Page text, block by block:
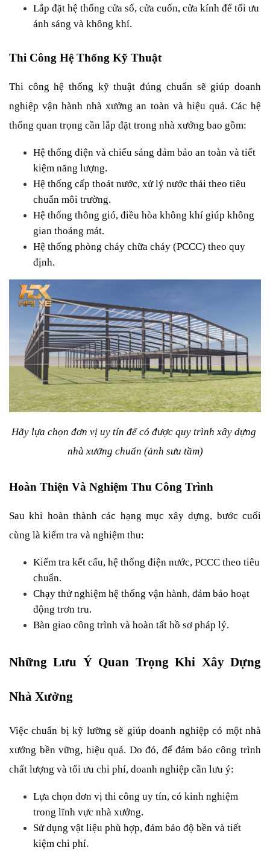
Lắp đặt hệ thống cửa sổ, cửa cuốn, cửa kính để tối ưu
ánh sáng và không khí.
Thi Công Hệ Thống Kỹ Thuật
Thi công hệ thống kỹ thuật đúng chuẩn sẽ giúp doanh
nghiệp vận hành nhà xưởng an toàn và hiệu quả. Các hệ
thống quan trọng cần lắp đặt trong nhà xưởng bao gồm:
Hệ thống điện và chiếu sáng đảm bảo an toàn và tiết
kiệm năng lượng.
Hệ thống cấp thoát nước, xử lý nước thải theo tiêu
chuẩn môi trường.
Hệ thống thông gió, điều hòa không khí giúp không
gian thoáng mát.
Hệ thống phòng cháy chữa cháy (PCCC) theo quy
định.
Hãy lựa chọn đơn vị uy tín để có được quy trình xây dựng
nhà xưởng chuẩn (ảnh sưu tầm)
Hoàn Thiện Và Nghiệm Thu Công Trình
Sau khi hoàn thành các hạng mục xây dựng, bước cuối
cùng là kiểm tra và nghiệm thu:
Kiểm tra kết cấu, hệ thống điện nước, PCCC theo tiêu
chuẩn.
Chạy thử nghiệm hệ thống vận hành, đảm bảo hoạt
động trơn tru.
Bàn giao công trình và hoàn tất hồ sơ pháp lý.
Những Lưu Ý Quan Trọng Khi Xây Dựng
Nhà Xưởng
Việc chuẩn bị kỹ lưỡng sẽ giúp doanh nghiệp có một nhà
xưởng bền vững, hiệu quả. Do đó, để đảm bảo công trình
chất lượng và tối ưu chi phí, doanh nghiệp cần lưu ý:
Lựa chọn đơn vị thi công uy tín, có kinh nghiệm
trong lĩnh vực nhà xưởng.
Sử dụng vật liệu phù hợp, đảm bảo độ bền và tiết
kiệm chi phí.